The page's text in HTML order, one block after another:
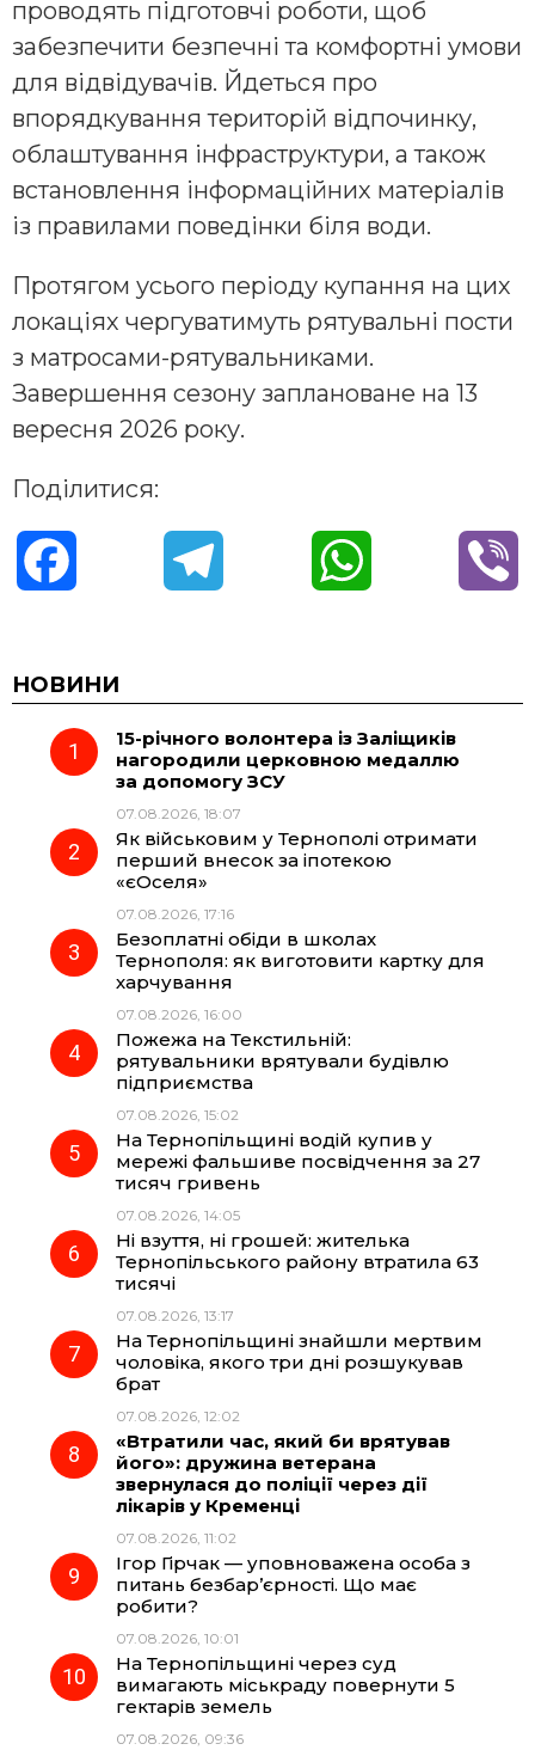
проводять підготовчі роботи, щоб
забезпечити безпечні та комфортні умови
для відвідувачів. Йдеться про
впорядкування територій відпочинку,
облаштування інфраструктури, а також
встановлення інформаційних матеріалів
із правилами поведінки біля води.
Протягом усього періоду купання на цих
локаціях чергуватимуть рятувальні пости
з матросами-рятувальниками.
Завершення сезону заплановане на 13
вересня 2026 року.
Поділитися:
c
e
o
k
e
r
a
m
t
A
НОВИНИ
15-річного волонтера із Заліщиків
нагородили церковною медаллю
за допомогу ЗСУ
07.08.2026, 18:07
Як військовим у Тернополі отримати
перший внесок за іпотекою
«єОселя»
07.08.2026, 17:16
Безоплатні обіди в школах
Тернополя: як виготовити картку для
харчування
07.08.2026, 16:00
Пожежа на Текстильній:
рятувальники врятували будівлю
підприємства
07.08.2026, 15:02
На Тернопільщині водій купив у
мережі фальшиве посвідчення за 27
тисяч гривень
07.08.2026, 14:05
Ні взуття, ні грошей: жителька
Тернопільського району втратила 63
тисячі
07.08.2026, 13:17
На Тернопільщині знайшли мертвим
чоловіка, якого три дні розшукував
брат
07.08.2026, 12:02
«Втратили час, який би врятував
його»: дружина ветерана
звернулася до поліції через дії
лікарів у Кременці
07.08.2026, 11:02
Ігор Гірчак — уповноважена особа з
питань безбар’єрності. Що має
робити?
07.08.2026, 10:01
На Тернопільщині через суд
вимагають міськраду повернути 5
гектарів земель
07.08.2026, 09:36